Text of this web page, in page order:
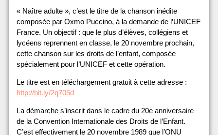
« Naître adulte », c’est le titre de la chanson inédite
composée par Oxmo Puccino, à la demande de l’UNICEF
France. Un objectif : que le plus d’élèves, collégiens et
lycéens reprennent en classe, le 20 novembre prochain,
cette chanson sur les droits de l’enfant, composée
spécialement pour l’UNICEF et cette opération.
Le titre est en téléchargement gratuit à cette adresse :
http://bit.ly/2q705d
La démarche s’inscrit dans le cadre du 20e anniversaire
de la Convention Internationale des Droits de l’Enfant.
C’est effectivement le 20 novembre 1989 que l’ONU